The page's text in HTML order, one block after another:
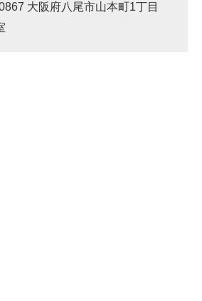
大阪府八尾市山本町1丁目